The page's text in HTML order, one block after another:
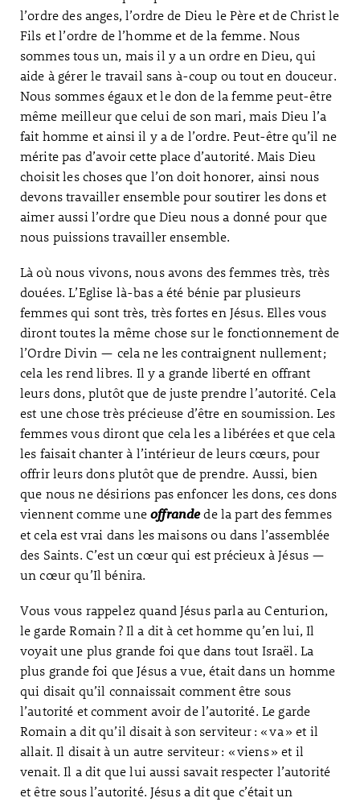
l’ordre des anges, l’ordre de Dieu le Père et de Christ le
Fils et l’ordre de l’homme et de la femme. Nous
sommes tous un, mais il y a un ordre en Dieu, qui
aide à gérer le travail sans à-coup ou tout en douceur.
Nous sommes égaux et le don de la femme peut-être
même meilleur que celui de son mari, mais Dieu l’a
fait homme et ainsi il y a de l’ordre. Peut-être qu’il ne
mérite pas d’avoir cette place d’autorité. Mais Dieu
choisit les choses que l’on doit honorer, ainsi nous
devons travailler ensemble pour soutirer les dons et
aimer aussi l’ordre que Dieu nous a donné pour que
nous puissions travailler ensemble.
Là où nous vivons, nous avons des femmes très, très
douées. L’Eglise là-bas a été bénie par plusieurs
femmes qui sont très, très fortes en Jésus. Elles vous
diront toutes la même chose sur le fonctionnement de
l’Ordre Divin — cela ne les contraignent nullement ;
cela les rend libres. Il y a grande liberté en offrant
leurs dons, plutôt que de juste prendre l’autorité. Cela
est une chose très précieuse d’être en soumission. Les
femmes vous diront que cela les a libérées et que cela
les faisait chanter à l’intérieur de leurs cœurs, pour
offrir leurs dons plutôt que de prendre. Aussi, bien
que nous ne désirions pas enfoncer les dons, ces dons
viennent comme uneoffrandede la part des femmes
et cela est vrai dans les maisons ou dans l’assemblée
des Saints. C’est un cœur qui est précieux à Jésus —
un cœur qu’Il bénira.
Vous vous rappelez quand Jésus parla au Centurion,
le garde Romain ? Il a dit à cet homme qu’en lui, Il
voyait une plus grande foi que dans tout Israël. La
plus grande foi que Jésus a vue, était dans un homme
qui disait qu’il connaissait comment être sous
l’autorité et comment avoir de l’autorité. Le garde
Romain a dit qu’il disait à son serviteur : « va » et il
allait. Il disait à un autre serviteur : « viens » et il
venait. Il a dit que lui aussi savait respecter l’autorité
et être sous l’autorité. Jésus a dit que c’était un